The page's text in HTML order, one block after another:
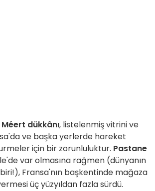
dükkânı, listelenmiş vitrini ve
ve başka yerlerde hareket
için bir zorunluluktur. Pastane
var olmasına rağmen (dünyanın
Fransa'nın başkentinde mağaza
üç yüzyıldan fazla sürdü.